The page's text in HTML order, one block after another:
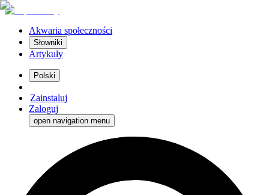
Akwaria społeczności
Słowniki
Artykuły
Polski
Zainstaluj
Zaloguj
open navigation menu